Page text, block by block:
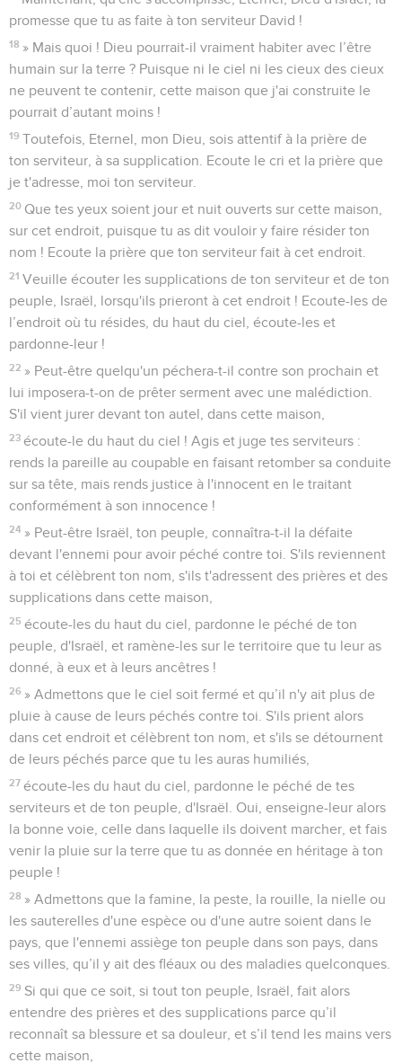
promesse que tu as faite à ton serviteur David !
18 » Mais quoi ! Dieu pourrait-il vraiment habiter avec l’être
humain sur la terre ? Puisque ni le ciel ni les cieux des cieux
ne peuvent te contenir, cette maison que j'ai construite le
pourrait d’autant moins !
19 Toutefois, Eternel, mon Dieu, sois attentif à la prière de
ton serviteur, à sa supplication. Ecoute le cri et la prière que
je t'adresse, moi ton serviteur.
20 Que tes yeux soient jour et nuit ouverts sur cette maison,
sur cet endroit, puisque tu as dit vouloir y faire résider ton
nom ! Ecoute la prière que ton serviteur fait à cet endroit.
21 Veuille écouter les supplications de ton serviteur et de ton
peuple, Israël, lorsqu'ils prieront à cet endroit ! Ecoute-les de
l’endroit où tu résides, du haut du ciel, écoute-les et
pardonne-leur !
22 » Peut-être quelqu'un péchera-t-il contre son prochain et
lui imposera-t-on de prêter serment avec une malédiction.
S'il vient jurer devant ton autel, dans cette maison,
23 écoute-le du haut du ciel ! Agis et juge tes serviteurs :
rends la pareille au coupable en faisant retomber sa conduite
sur sa tête, mais rends justice à l'innocent en le traitant
conformément à son innocence !
24 » Peut-être Israël, ton peuple, connaîtra-t-il la défaite
devant l'ennemi pour avoir péché contre toi. S'ils reviennent
à toi et célèbrent ton nom, s'ils t'adressent des prières et des
supplications dans cette maison,
25 écoute-les du haut du ciel, pardonne le péché de ton
peuple, d'Israël, et ramène-les sur le territoire que tu leur as
donné, à eux et à leurs ancêtres !
26 » Admettons que le ciel soit fermé et qu’il n'y ait plus de
pluie à cause de leurs péchés contre toi. S'ils prient alors
dans cet endroit et célèbrent ton nom, et s'ils se détournent
de leurs péchés parce que tu les auras humiliés,
27 écoute-les du haut du ciel, pardonne le péché de tes
serviteurs et de ton peuple, d'Israël. Oui, enseigne-leur alors
la bonne voie, celle dans laquelle ils doivent marcher, et fais
venir la pluie sur la terre que tu as donnée en héritage à ton
peuple !
28 » Admettons que la famine, la peste, la rouille, la nielle ou
les sauterelles d'une espèce ou d'une autre soient dans le
pays, que l'ennemi assiège ton peuple dans son pays, dans
ses villes, qu’il y ait des fléaux ou des maladies quelconques.
29 Si qui que ce soit, si tout ton peuple, Israël, fait alors
entendre des prières et des supplications parce qu’il
reconnaît sa blessure et sa douleur, et s’il tend les mains vers
cette maison,